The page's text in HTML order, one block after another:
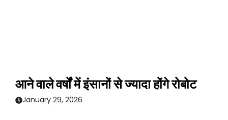
आने वाले वर्षों में इंसानों से ज्यादा होंगे रोबोट
January 29, 2026